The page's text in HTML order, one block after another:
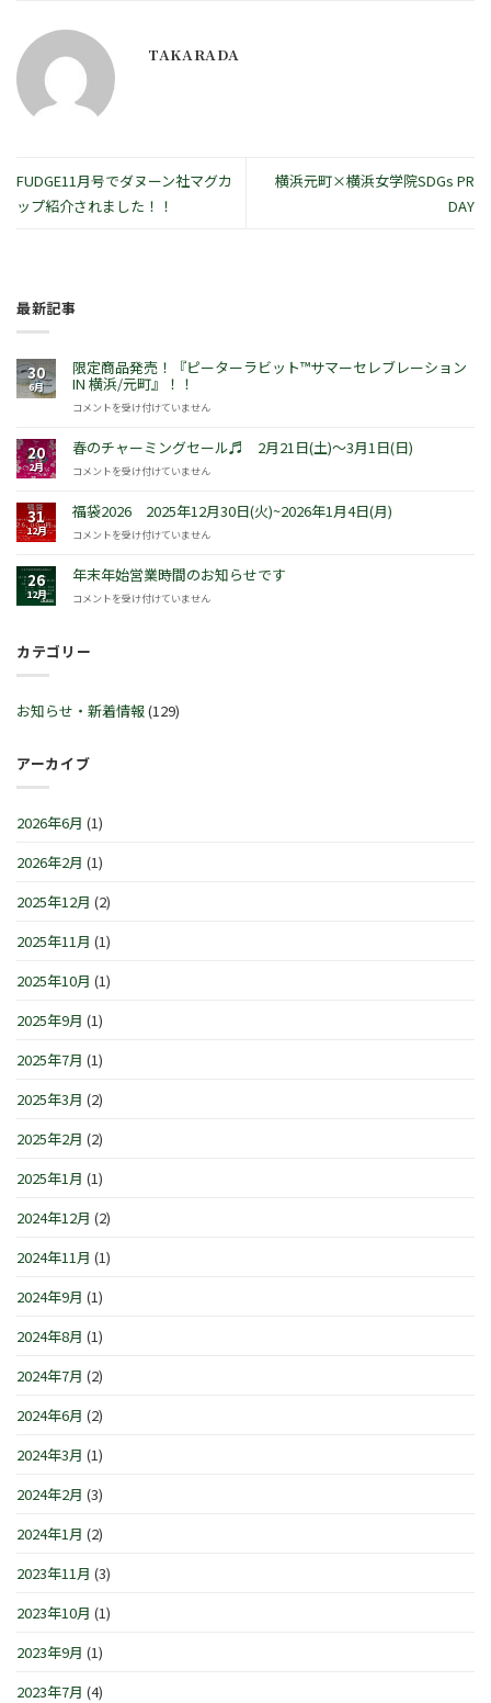
TAKARADA
FUDGE11月号でダヌーン社マグカ
ップ紹介されました！！
横浜元町×横浜女学院SDGs PR
DAY
最新記事
30
6月
限定商品発売！『ピーターラビット™サマーセレブレーション
IN 横浜/元町』！！
限
商
品
発
『ピ
ラ
ビ
™
ブ
レ
ョ
IN
浜/
町』！！
は
コメントを受け付けていません
20
2月
春のチャーミングセール♬ 2月21日(土)～3月1日(日)
春
チ
ャ
ー
ン
ル
21
～
1
(日)
は
コメントを受け付けていません
31
12月
福袋2026 2025年12月30日(火)~2026年1月4日(月)
福
2026
2025
年
30
年
4
コメントを受け付けていません
26
12月
年末年始営業時間のお知らせです
年
始
お
知
で
は
コメントを受け付けていません
カテゴリー
お知らせ・新着情報(129)
アーカイブ
2026年6月 (1)
2026年2月 (1)
2025年12月 (2)
2025年11月 (1)
2025年10月 (1)
2025年9月 (1)
2025年7月 (1)
2025年3月 (2)
2025年2月 (2)
2025年1月 (1)
2024年12月 (2)
2024年11月 (1)
2024年9月 (1)
2024年8月 (1)
2024年7月 (2)
2024年6月 (2)
2024年3月 (1)
2024年2月 (3)
2024年1月 (2)
2023年11月 (3)
2023年10月 (1)
2023年9月 (1)
2023年7月 (4)